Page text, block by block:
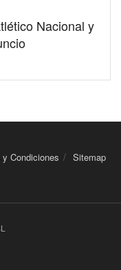
Nacional y
Condiciones Sitemap